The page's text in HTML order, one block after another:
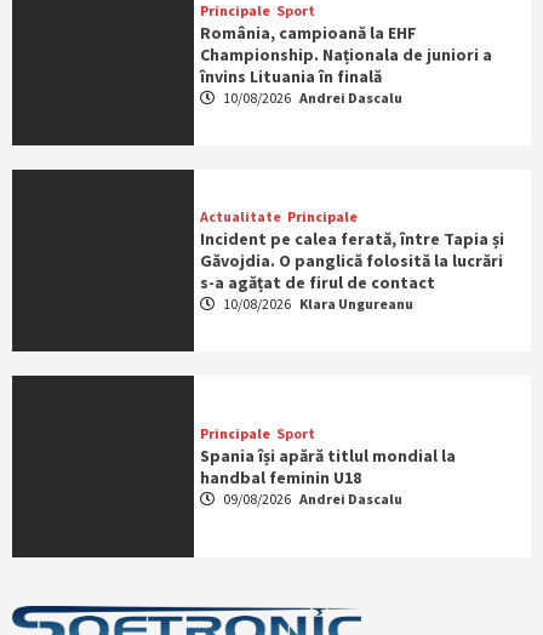
Principale Sport
România, campioană la EHF
Championship. Naționala de juniori a
învins Lituania în finală
10/08/2026 Andrei Dascalu
Actualitate Principale
Incident pe calea ferată, între Tapia și
Găvojdia. O panglică folosită la lucrări
s-a agățat de firul de contact
10/08/2026 Klara Ungureanu
Principale Sport
Spania își apără titlul mondial la
handbal feminin U18
09/08/2026 Andrei Dascalu